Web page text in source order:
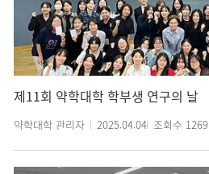
제11회 약학대학 학부생 연구의 날
약학대학 관리자 2025.04.04 조회수 1269